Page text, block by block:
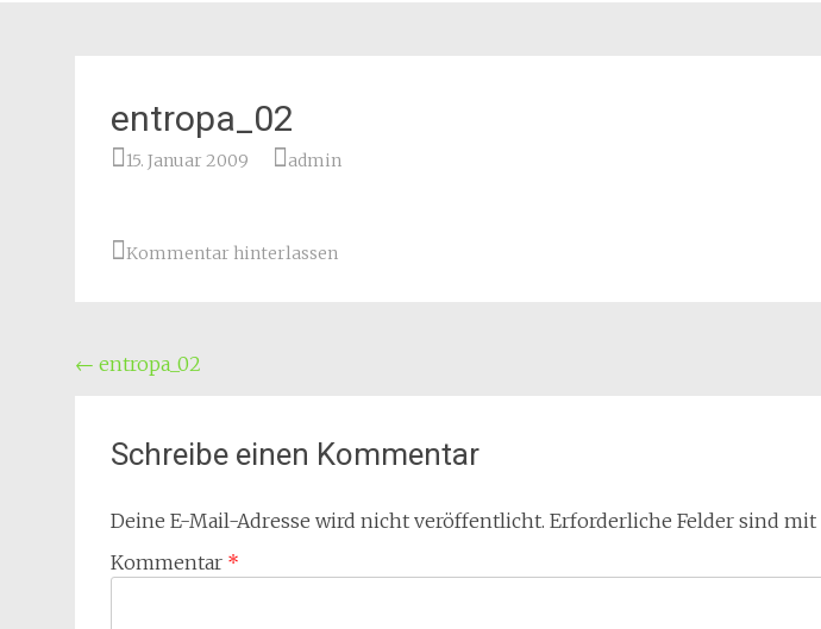
entropa_02
15. Januar 2009 admin
Kommentar hinterlassen
Beitragsnavigation
← entropa_02
Schreibe einen Kommentar
Deine E-Mail-Adresse wird nicht veröffentlicht. Erforderliche Felder sind mit
Kommentar *